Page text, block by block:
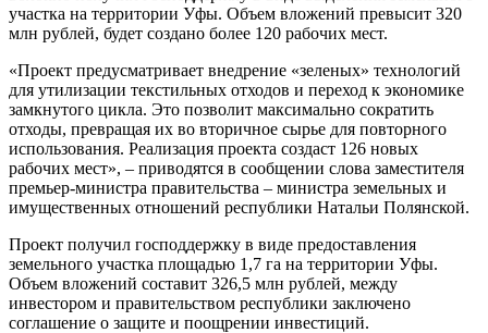
участка на территории Уфы. Объем вложений превысит 320
млн рублей, будет создано более 120 рабочих мест.
«Проект предусматривает внедрение «зеленых» технологий
для утилизации текстильных отходов и переход к экономике
замкнутого цикла. Это позволит максимально сократить
отходы, превращая их во вторичное сырье для повторного
использования. Реализация проекта создаст 126 новых
рабочих мест», – приводятся в сообщении слова заместителя
премьер-министра правительства – министра земельных и
имущественных отношений республики Натальи Полянской.
Проект получил господдержку в виде предоставления
земельного участка площадью 1,7 га на территории Уфы.
Объем вложений составит 326,5 млн рублей, между
инвестором и правительством республики заключено
соглашение о защите и поощрении инвестиций.